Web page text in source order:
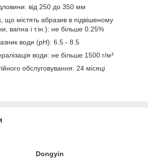
від 250 до 350 мм
що містять абразив в підвішеному
вапна і т.ін.): не більше 0.25%
води (рН): 6.5 - 8.5
води: не більше 1500 г/м³
обслуговування: 24 місяці
Dongyin